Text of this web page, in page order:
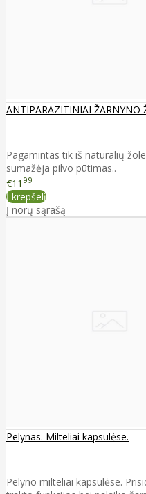
ANTIPARAZITINIAI ŽARNYNO
Pagamintas tik iš natūralių
sumažėja pilvo pūtimas..
€11 99
Į krepšelį
Į norų sąrašą
Pelynas. Milteliai kapsulėse.
Pelyno milteliai kapsulėse.